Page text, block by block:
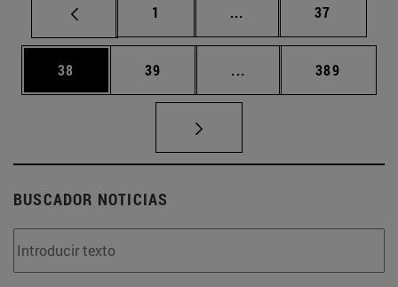
Página
1 ... Páginas intermedias
Página
37
Página
38 Página
39 ... Páginas intermedias
Página
389
BUSCADOR NOTICIAS